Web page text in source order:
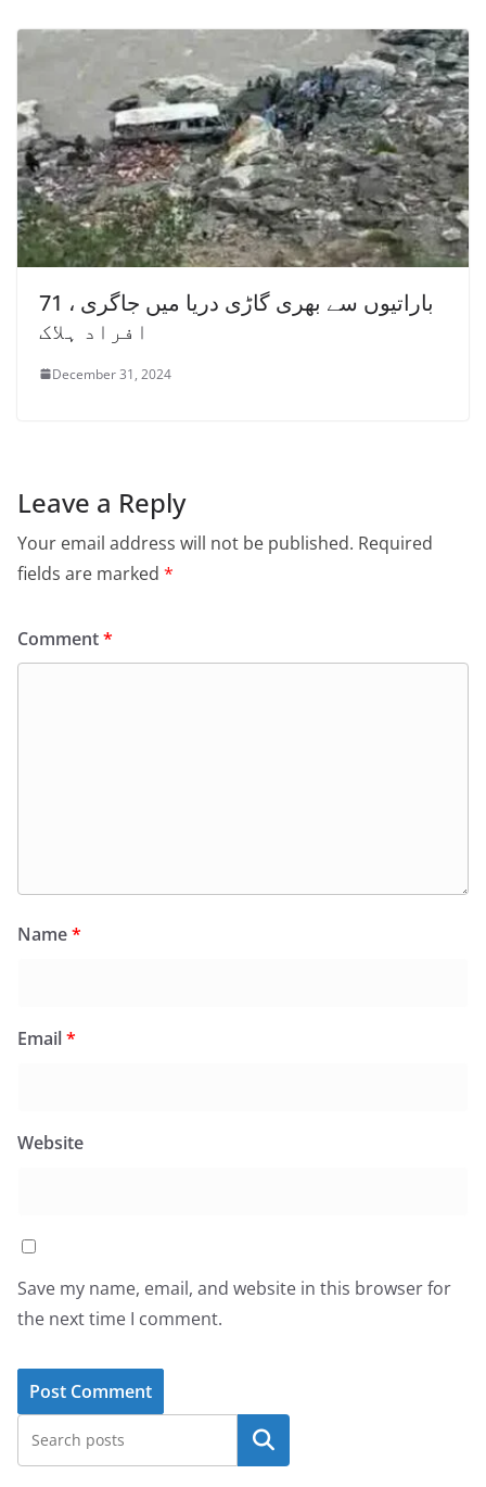
باراتیوں سے بھری گاڑی دریا میں جاگری ، 71
افراد ہلاک
December 31, 2024
Leave a Reply
Your email address will not be published. Required
fields are marked *
Comment*
Name*
Email*
Website
Save my name, email, and website in this browser for
the next time I comment.
Search